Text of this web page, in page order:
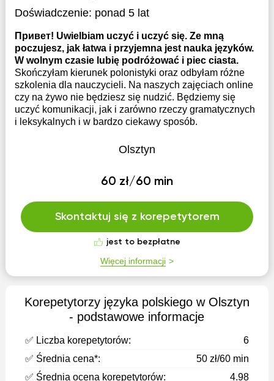
Doświadczenie: ponad 5 lat
Привет! Uwielbiam uczyć i uczyć się. Ze mną
poczujesz, jak łatwa i przyjemna jest nauka języków.
W wolnym czasie lubię podróżować i piec ciasta.
Skończyłam kierunek polonistyki oraz odbyłam różne
szkolenia dla nauczycieli. Na naszych zajęciach online
czy na żywo nie będziesz się nudzić. Będziemy się
uczyć komunikacji, jak i zarówno rzeczy gramatycznych
i leksykalnych i w bardzo ciekawy sposób.
Olsztyn
60 zł/60 min
Skontaktuj się z korepetytorem
jest to bezpłatne
Więcej informacji
Korepetytorzy języka polskiego w Olsztyn
- podstawowe informacje
✅ Liczba korepetytorów:
6
✅ Średnia cena*:
50 zł/60 min
✅ Średnia ocena korepetytorów:
4.98